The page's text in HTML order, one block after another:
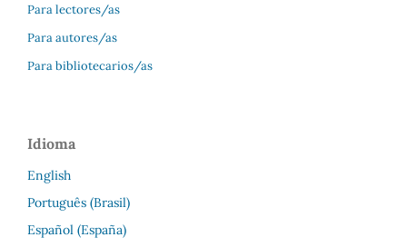
Para lectores/as
Para autores/as
Para bibliotecarios/as
Idioma
English
Português (Brasil)
Español (España)